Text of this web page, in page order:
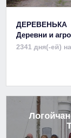
ДЕРЕВЕНЬКА
Деревни и
2341 дня(-ей)